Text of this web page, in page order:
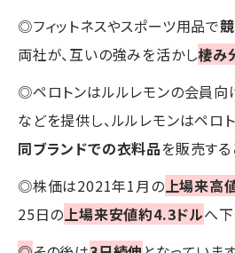
◎フィットネスやスポーツ用品で
両社が、互いの強みを活かし棲み
◎ペロトンはルルレモンの会員向
などを提供し、ルルレモンはペロ
同ブランドでの衣料品を販売する
◎株価は2021年1月の 上場来高
25日の 上場来安値約4.3ドルへ